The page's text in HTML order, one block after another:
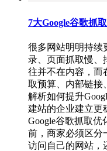
7大Google谷歌抓
很多网站明明持续
录、页面抓取慢、
往并不在内容，而
取预算、内部链接
解析如何提升
建站的企业建立更
Google谷歌抓取优
前，商家必须区分
访问自己的网站，